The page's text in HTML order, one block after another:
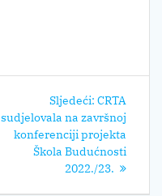
Sljedeći: Sljedeći
post:
CRTA
sudjelovala na završnoj
konferenciji projekta
Škola Budućnosti
2022./23.